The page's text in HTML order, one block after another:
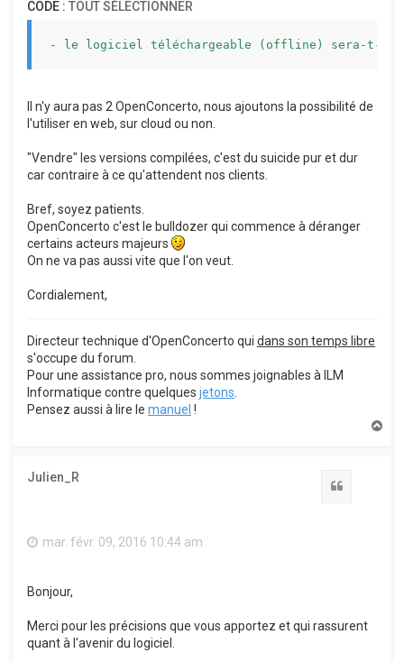
CODE : TOUT SÉLECTIONNER
- le logiciel téléchargeable (offline) sera-t-il
Il n'y aura pas 2 OpenConcerto, nous ajoutons la possibilité de
l'utiliser en web, sur cloud ou non.
"Vendre" les versions compilées, c'est du suicide pur et dur
car contraire à ce qu'attendent nos clients.
Bref, soyez patients.
OpenConcerto c'est le bulldozer qui commence à déranger
certains acteurs majeurs
On ne va pas aussi vite que l'on veut.
Cordialement,
Directeur technique d'OpenConcerto qui dans son temps libre
s'occupe du forum.
Pour une assistance pro, nous sommes joignables à ILM
Informatique contre quelques jetons
Pensez aussi à lire le manuel !
Julien_R
mar. févr. 09, 2016 10:44 am
Bonjour,
Merci pour les précisions que vous apportez et qui rassurent
quant à l'avenir du logiciel.